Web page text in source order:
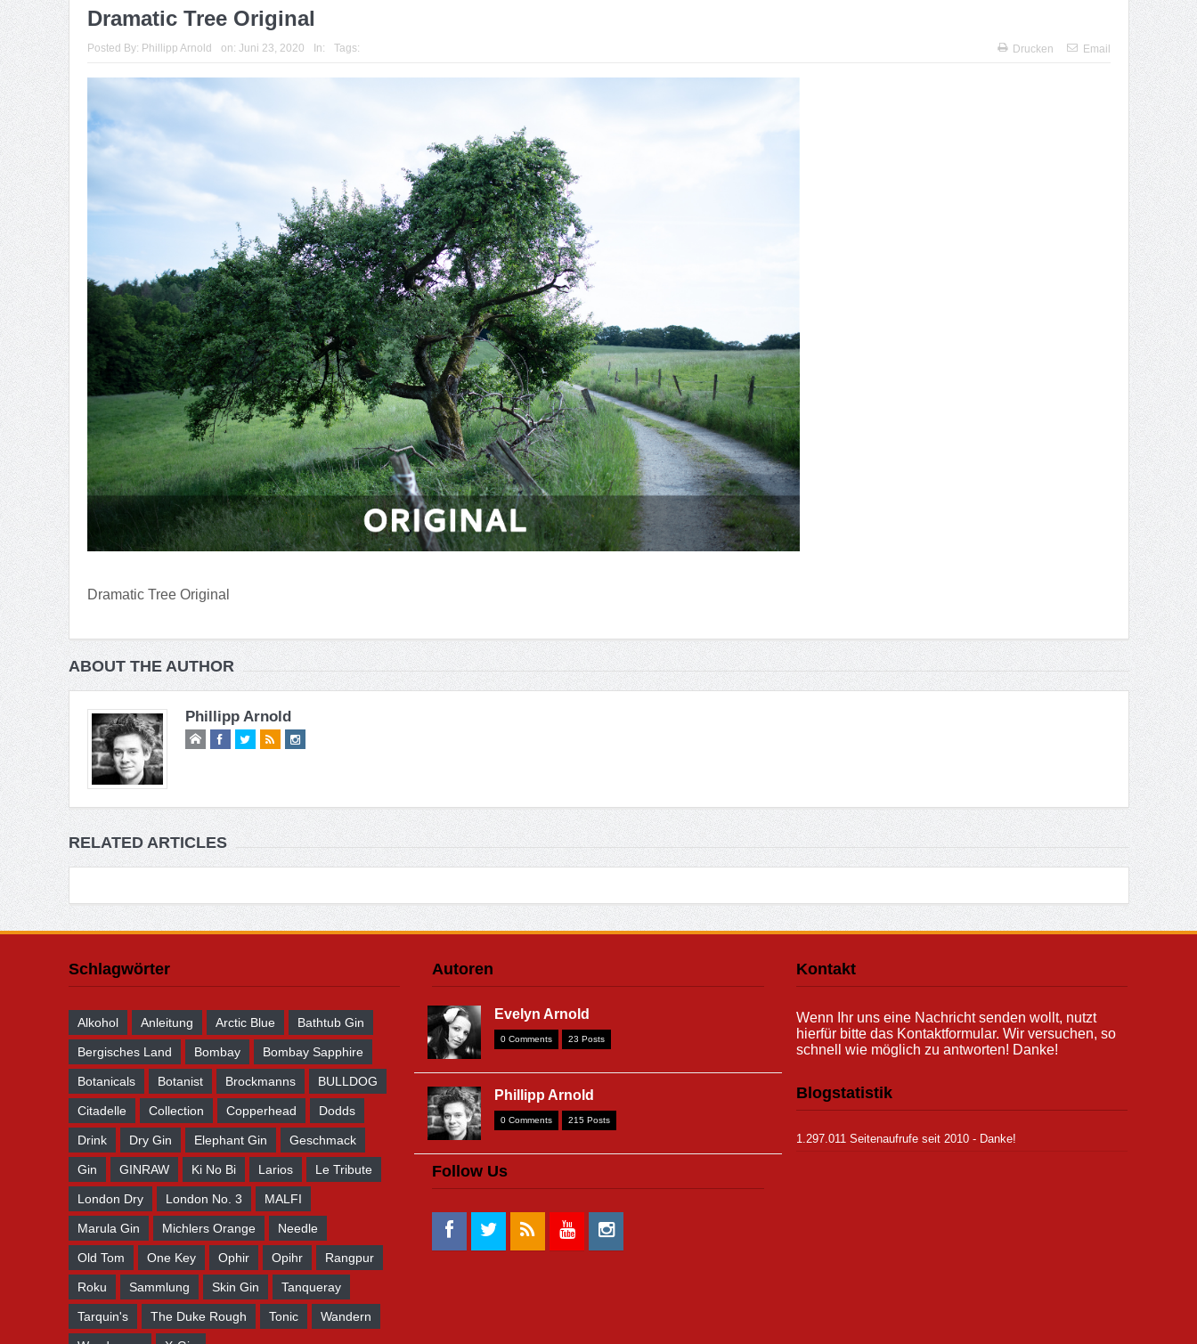
Dramatic Tree Original
Posted By: Phillipp Arnold on: Juni 23, 2020 In: Tags: Drucken Email
Dramatic Tree Original
ABOUT THE AUTHOR
Phillipp Arnold
RELATED ARTICLES
Schlagwörter
Alkohol Anleitung Arctic Blue Bathtub Gin
Bergisches Land Bombay Bombay Sapphire
Botanicals Botanist Brockmanns BULLDOG
Citadelle Collection Copperhead Dodds
Drink Dry Gin Elephant Gin Geschmack
Gin GINRAW Ki No Bi Larios Le Tribute
London Dry London No. 3 MALFI
Marula Gin Michlers Orange Needle
Old Tom One Key Ophir Opihr Rangpur
Roku Sammlung Skin Gin Tanqueray
Tarquin's The Duke Rough Tonic Wandern
Autoren
Evelyn Arnold
0 Comments 23 Posts
Phillipp Arnold
0 Comments 215 Posts
Follow Us
Kontakt
Wenn Ihr uns eine Nachricht senden wollt, nutzt
hierfür bitte das Kontaktformular. Wir versuchen, so
schnell wie möglich zu antworten! Danke!
Blogstatistik
1.297.011 Seitenaufrufe seit 2010 - Danke!